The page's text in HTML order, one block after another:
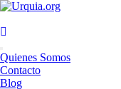
Saltar
contenido
Menú
principal
Quienes Somos
Contacto
Blog